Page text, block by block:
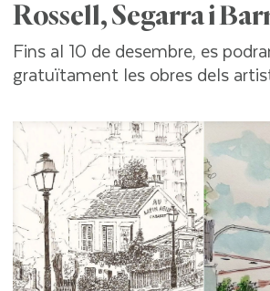
Rossell, Segarra i
Fins al 10 de desembre, es
gratuïtament les obres dels